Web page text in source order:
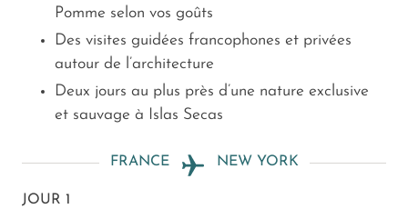
Pomme selon vos goûts
Des visites guidées francophones et privées
autour de l’architecture
Deux jours au plus près d’une nature exclusive
et sauvage à Islas Secas
FRANCE NEW YORK
JOUR 1